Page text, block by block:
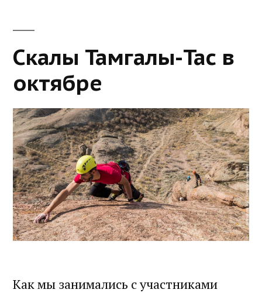
Скалы Тамгалы-Тас в
октябре
Как мы занимались с участниками